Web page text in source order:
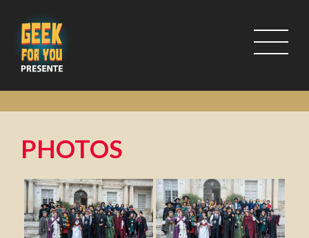
PHOTOS